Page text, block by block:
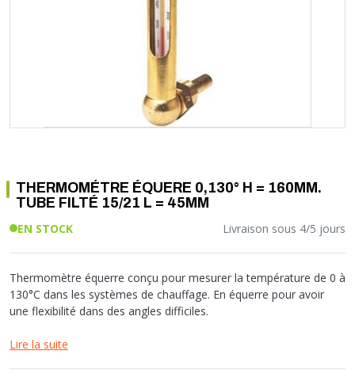
RACCORD PE (POLYÉTHYLÈNE)
TUBE LAITON ET ECROU
KIT FIXATION MURAL
ROBINET
FLEXIBLE
ETANCHÉITÉ RACCORDEMENT
FIXATION ET SUPPORT
RÉDUCTEUR DE PRESSION
COMPTEUR ET ACCESSOIRE
TUBAGE CHEMINÉE CHAUDIÈRE POÊLE
EQUIPEMENT INDUSTRIEL
COLLIER ET FIXATION
GAINE
LAMPE ET TORCHE
PILES ET ACCUMULATEURS
BLOC DE SÉCURITÉ
SYSTÈMES DE SÉCURITÉ
VMC ET VENTILATION
TRAPPE CHATIÈRE ET HUBLOT
VOTRE SOLUTION CHAUFFAGE
THERMOMÉTRE ÉQUERE 0,130° H = 160MM.
TUBE FILTÉ 15/21 L = 45MM
EN STOCK Livraison sous 4/5 jours
Thermomètre équerre conçu pour mesurer la température de 0 à
130°C dans les systèmes de chauffage. En équerre pour avoir
une flexibilité dans des angles difficiles.
Caractéristiques techniques :
Lire la suite